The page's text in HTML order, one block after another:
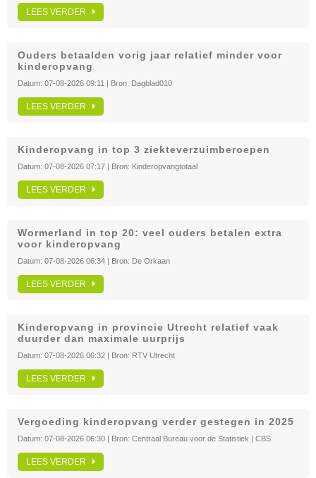
LEES VERDER
Ouders betaalden vorig jaar relatief minder voor
kinderopvang
Datum: 07-08-2026 09:11 | Bron: Dagblad010
LEES VERDER
Kinderopvang in top 3 ziekteverzuimberoepen
Datum: 07-08-2026 07:17 | Bron: Kinderopvangtotaal
LEES VERDER
Wormerland in top 20: veel ouders betalen extra
voor kinderopvang
Datum: 07-08-2026 06:34 | Bron: De Orkaan
LEES VERDER
Kinderopvang in provincie Utrecht relatief vaak
duurder dan maximale uurprijs
Datum: 07-08-2026 06:32 | Bron: RTV Utrecht
LEES VERDER
Vergoeding kinderopvang verder gestegen in 2025
Datum: 07-08-2026 06:30 | Bron: Centraal Bureau voor de Statistiek | CBS
LEES VERDER